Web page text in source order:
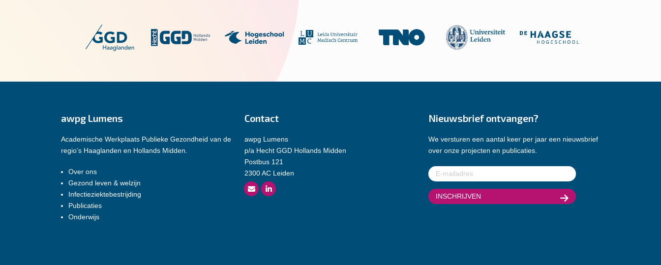
awpg Lumens
Academische Werkplaats Publieke Gezondheid van de
regio’s Haaglanden en Hollands Midden.
Over ons
Gezond leven & welzijn
Infectieziektebestrijding
Publicaties
Onderwijs
Contact
awpg Lumens
p/a Hecht GGD Hollands Midden
Postbus 121
2300 AC Leiden
Nieuwsbrief ontvangen?
We versturen een aantal keer per jaar een nieuwsbrief
over onze projecten en publicaties.
E-
mailadres(Vereist)